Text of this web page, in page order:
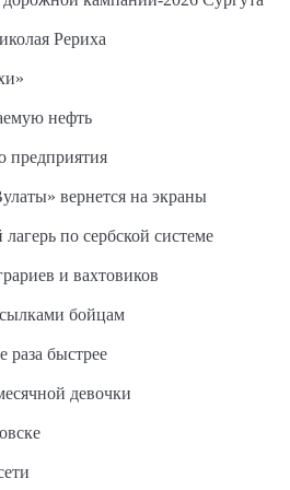
Рериха
нефть
предприятия
вернется на экраны
по сербской системе
и вахтовиков
бойцам
быстрее
девочки